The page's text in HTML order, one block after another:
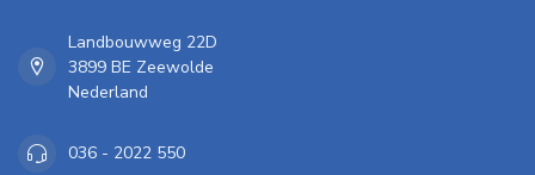
Landbouwweg 22D
3899 BE Zeewolde
Nederland
036 - 2022 550